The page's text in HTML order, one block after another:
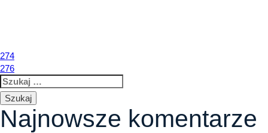
Nawigacja
wpisu
274
276
Szukaj:
Najnowsze komentarze